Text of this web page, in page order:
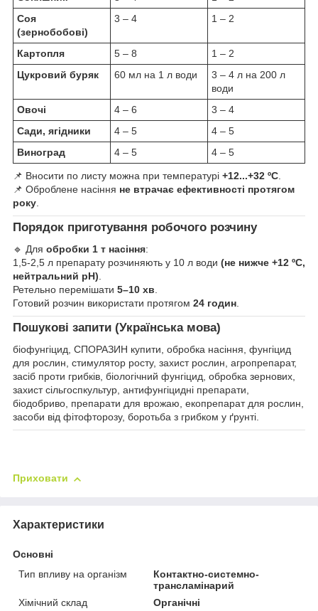
Соя
(зернобобові)
3 – 4 1 – 2
Картопля 5 – 8
1 – 2
Цукровий буряк
60 мл на 1 л води
3 – 4 л на 200 л
води
Овочі
4 – 6
3 – 4
Сади, ягідники
4 – 5
4 – 5
Виноград
4 – 5 4 – 5
📌 Вносити по листу можна при температурі +12...+32 ºС
📌 Оброблене насіння не втрачає ефективності протягом
року
Порядок приготування робочого розчину
🔹 Для обробки 1 т насіння:
1,5-2,5 л препарату розчиняють у 10 л води (не нижче +12 ºС,
нейтральний pH)
Ретельно перемішати 5–10 хв
Готовий розчин використати протягом 24 годин
Пошукові запити (Українська мова)
біофунгіцид, СПОРАЗИН купити, обробка насіння, фунгіцид
для рослин, стимулятор росту, захист рослин, агропрепарат,
засіб проти грибків, біологічний фунгіцид, обробка зернових,
захист сільгоспкультур, антифунгіцидні препарати,
біодобриво, препарати для врожаю, екопрепарат для рослин,
засоби від фітофторозу, боротьба з грибком у ґрунті.
Приховати
Характеристики
Основні
Тип впливу на організм
Контактно-системно-
трансламінарий
Хімічний склад
Органічні